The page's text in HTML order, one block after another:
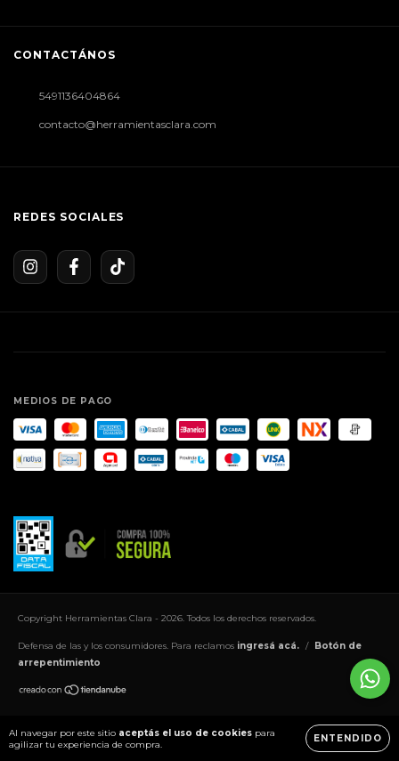
Al navegar por este sitio aceptás el uso de cookies para
agilizar tu experiencia de compra.
ENTENDIDO
CONTACTÁNOS
5491136404864
contacto@herramientasclara.com
REDES SOCIALES
MEDIOS DE PAGO
Copyright Herramientas Clara - 2026. Todos los derechos reservados.
Defensa de las y los consumidores. Para reclamos ingresá acá. /
Botón de
arrepentimiento